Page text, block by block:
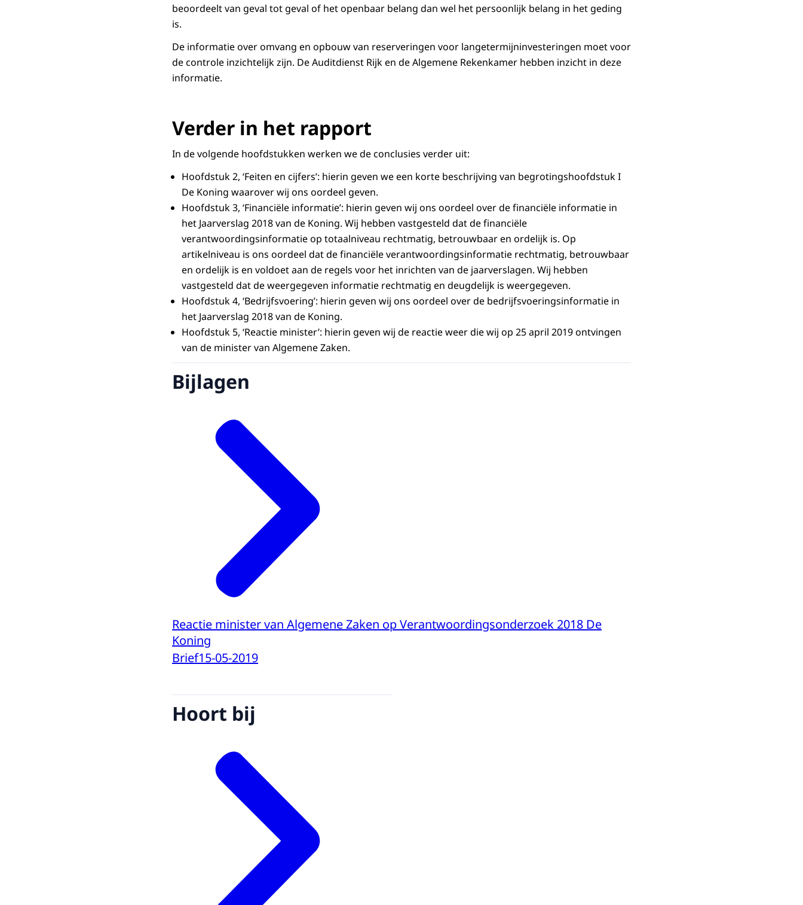
beoordeelt van geval tot geval of het openbaar belang dan wel het persoonlijk belang in het geding
is.
De informatie over omvang en opbouw van reserveringen voor langetermijninvesteringen moet voor
de controle inzichtelijk zijn. De Auditdienst Rijk en de Algemene Rekenkamer hebben inzicht in deze
informatie.
Verder in het rapport
In de volgende hoofdstukken werken we de conclusies verder uit:
Hoofdstuk 2, ‘Feiten en cijfers’: hierin geven we een korte beschrijving van begrotingshoofdstuk I
De Koning waarover wij ons oordeel geven.
Hoofdstuk 3, ‘Financiële informatie’: hierin geven wij ons oordeel over de financiële informatie in
het Jaarverslag 2018 van de Koning. Wij hebben vastgesteld dat de financiële
verantwoordingsinformatie op totaalniveau rechtmatig, betrouwbaar en ordelijk is. Op
artikelniveau is ons oordeel dat de financiële verantwoordingsinformatie rechtmatig, betrouwbaar
en ordelijk is en voldoet aan de regels voor het inrichten van de jaarverslagen. Wij hebben
vastgesteld dat de weergegeven informatie rechtmatig en deugdelijk is weergegeven.
Hoofdstuk 4, ‘Bedrijfsvoering’: hierin geven wij ons oordeel over de bedrijfsvoeringsinformatie in
het Jaarverslag 2018 van de Koning.
Hoofdstuk 5, ‘Reactie minister’: hierin geven wij de reactie weer die wij op 25 april 2019 ontvingen
van de minister van Algemene Zaken.
Bijlagen
Reactie minister van Algemene Zaken op Verantwoordingsonderzoek 2018 De
Koning
Brief15-05-2019
Hoort bij